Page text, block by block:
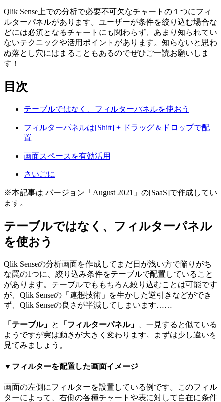
Qlik Sense上での分析で必要不可欠なチャートの１つにフィ
ルターパネルがあります。ユーザーが条件を絞り込む場合な
どには必須となるチャートにも関わらず、あまり知られてい
ないテクニックや活用ポイントがあります。知らないと思わ
ぬ落とし穴にはまることもあるのでぜひご一読お願いしま
す！
目次
テーブルではなく、フィルターパネルを使おう
フィルターパネルは[Shift] + ドラッグ＆ドロップで配
置
画面スペースを有効活用
さいごに
※本記事は バージョン「August 2021」の[SaaS]で作成してい
ます。
テーブルではなく、フィルターパネル
を使おう
Qlik Senseの分析画面を作成してまだ日が浅い方で陥りがち
な罠の1つに、絞り込み条件をテーブルで配置していること
があります。テーブルでももちろん絞り込むことは可能です
が、Qlik Senseの「連想技術」を生かした逆引きなどができ
ず、Qlik Senseの良さが半減してしまいます……
「テーブル」 と 「フィルターパネル」 、一見すると似ている
ようですが実は動きが大きく変わります。まずは少し違いを
見てみましょう。
▼フィルターを配置した画面イメージ
画面の左側にフィルターを設置している例です。このフィル
ターによって、右側の各種チャートや表に対して自在に条件